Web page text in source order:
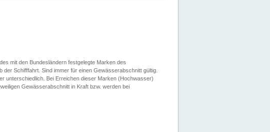
mit den Bundesländern festgelegte Marken des
Schifffahrt. Sind immer für einen Gewässerabschnitt gültig.
unterschiedlich. Bei Erreichen dieser Marken (Hochwasser)
Gewässerabschnitt in Kraft bzw. werden bei